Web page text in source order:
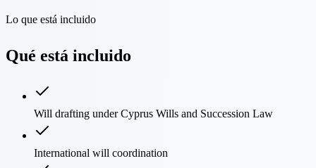
Lo que está incluido
Qué está incluido
Will drafting under Cyprus Wills and Succession Law
International will coordination